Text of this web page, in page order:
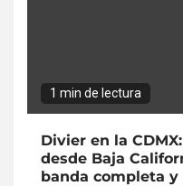
1 min de lectura
Divier en la
desde Baja
banda completa